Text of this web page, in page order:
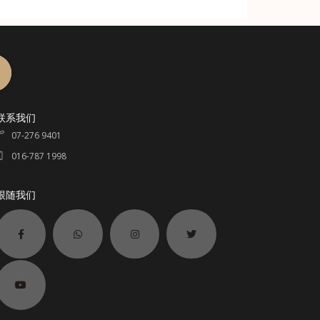
系我们
07-276 9401
016-787 1998
随我们